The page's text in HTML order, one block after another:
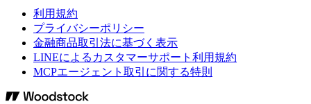
利用規約
プライバシーポリシー
金融商品取引法に基づく表示
LINEによるカスタマーサポート利用規約
MCPエージェント取引に関する特則